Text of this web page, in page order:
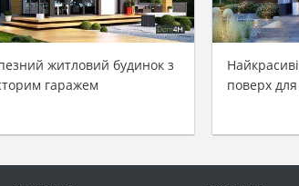
житловий будинок з
гаражем
поверх